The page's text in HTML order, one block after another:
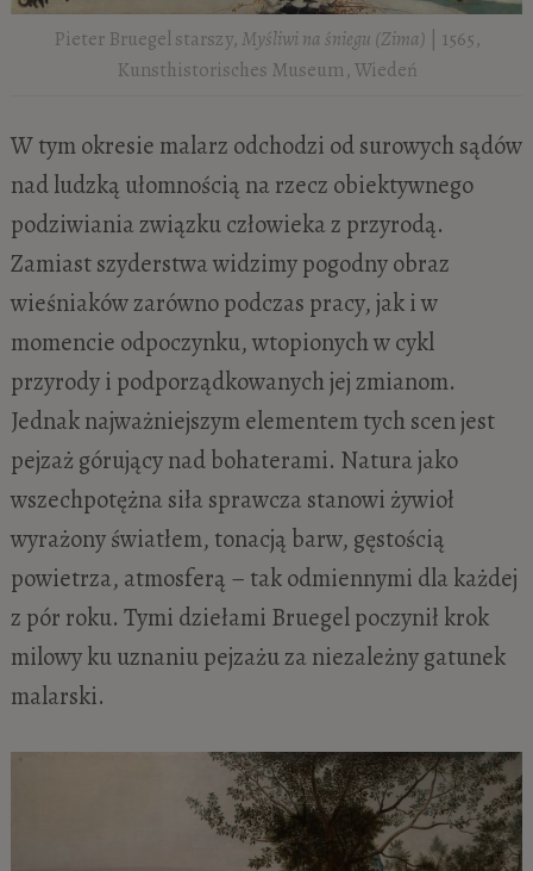
Pieter Bruegel starszy, Myśliwi na śniegu (Zima) | 1565,
Kunsthistorisches Museum, Wiedeń
W tym okresie malarz odchodzi od surowych sądów
nad ludzką ułomnością na rzecz obiektywnego
podziwiania związku człowieka z przyrodą.
Zamiast szyderstwa widzimy pogodny obraz
wieśniaków zarówno podczas pracy, jak i w
momencie odpoczynku, wtopionych w cykl
przyrody i podporządkowanych jej zmianom.
Jednak najważniejszym elementem tych scen jest
pejzaż górujący nad bohaterami. Natura jako
wszechpotężna siła sprawcza stanowi żywioł
wyrażony światłem, tonacją barw, gęstością
powietrza, atmosferą – tak odmiennymi dla każdej
z pór roku. Tymi dziełami Bruegel poczynił krok
milowy ku uznaniu pejzażu za niezależny gatunek
malarski.